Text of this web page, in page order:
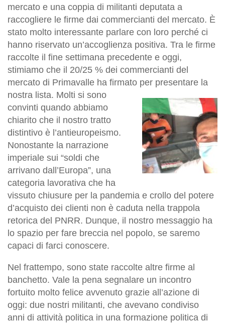
mercato e una coppia di militanti deputata a
raccogliere le firme dai commercianti del mercato. È
stato molto interessante parlare con loro perché ci
hanno riservato un’accoglienza positiva. Tra le firme
raccolte il fine settimana precedente e oggi,
stimiamo che il 20/25 % dei commercianti del
mercato di Primavalle ha firmato per presentare la
nostra lista. Molti si sono
convinti quando abbiamo
chiarito che il nostro tratto
distintivo è l’antieuropeismo.
Nonostante la narrazione
imperiale sui “soldi che
arrivano dall’Europa”, una
categoria lavorativa che ha
vissuto chiusure per la pandemia e crollo del potere
d’acquisto dei clienti non è caduta nella trappola
retorica del PNRR. Dunque, il nostro messaggio ha
lo spazio per fare breccia nel popolo, se saremo
capaci di farci conoscere.
Nel frattempo, sono state raccolte altre firme al
banchetto. Vale la pena segnalare un incontro
fortuito molto felice avvenuto grazie all’azione di
oggi: due nostri militanti, che avevano condiviso
anni di attività politica in una formazione politica di